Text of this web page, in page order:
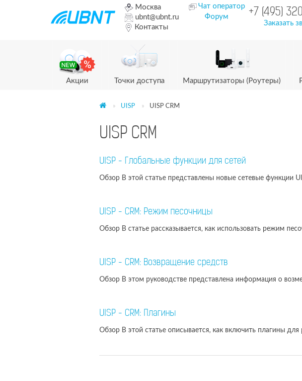
Москва
ubnt@ubnt.ru
Контакты
Чат оператор
Форум
+7 (495)
Заказать
Акции Точки доступа Маршрутизаторы (Роутеры)
UISP UISP CRM
UISP CRM
UISP - Глобальные функции для сетей
Обзор В этой статье представлены новые сетевые функции
UISP - CRM: Режим песочницы
Обзор В статье рассказывается, как использовать режим
UISP - CRM: Возвращение средств
Обзор В этом руководстве представлена информация о
UISP - CRM: Плагины
Обзор В этой статье описывается, как включить плагины